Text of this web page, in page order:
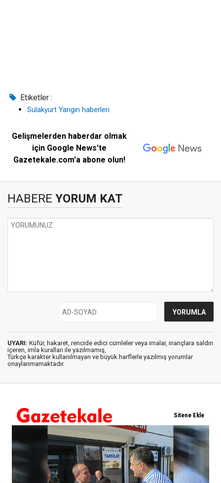
Etiketler :
Sulakyurt Yangın haberleri
Gelişmelerden haberdar olmak
için Google News'te
Gazetekale.com'a abone olun!
HABERE YORUM KAT
UYARI: Küfür, hakaret, rencide edici cümleler veya imalar, inançlara saldırı
içeren, imla kuralları ile yazılmamış,
Türkçe karakter kullanılmayan ve büyük harflerle yazılmış yorumlar
onaylanmamaktadır.